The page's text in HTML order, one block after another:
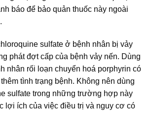
báo để bảo quản thuốc này ngoài
sulfate ở bệnh nhân bị vảy
phát đợt cấp của bệnh vảy nến. Dùng
nhân rối loạn chuyển hoá porphyrin có
tình trạng bệnh. Không nên dùng
sulfate trong những trường hợp này
lợi ích của việc điều trị và nguy cơ có